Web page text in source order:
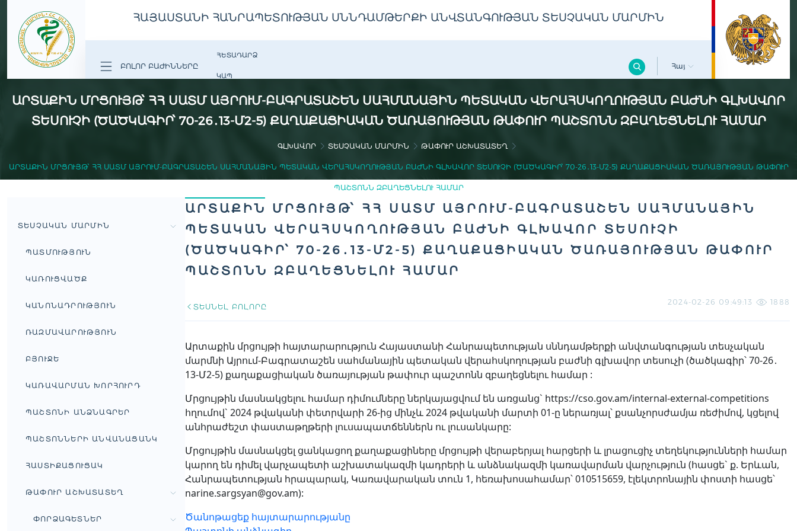
ՀԱՅԱՍՏԱՆԻ ՀԱՆՐԱՊԵՏՈՒԹՅԱՆ ՍՆՆԴԱՄԹԵՐՔԻ ԱՆՎՏԱՆԳՈՒԹՅԱՆ ՏԵՍՉԱԿԱՆ ՄԱՐՄԻՆ
ԲՈԼՈՐ ԲԱԺԻՆՆԵՐԸ
ՀԵՏԱԴԱՐՁ
ԿԱՊ
Հայ
ԱՐՏԱՔԻՆ ՄՐՑՈՒՅԹ՝ ՀՀ ՍԱՏՄ ԱՅՐՈՒՄ-ԲԱԳՐԱՏԱՇԵՆ ՍԱՀՄԱՆԱՅԻՆ ՊԵՏԱԿԱՆ ՎԵՐԱՀՍԿՈՂՈՒԹՅԱՆ ԲԱԺՆԻ ԳԼԽԱՎՈՐ
ՏԵՍՈՒՉԻ (ԾԱԾԿԱԳԻՐ՝ 70-26․13-Մ2-5) ՔԱՂԱՔԱՑԻԱԿԱՆ ԾԱՌԱՅՈՒԹՅԱՆ ԹԱՓՈՒՐ ՊԱՇՏՈՆՆ ԶԲԱՂԵՑՆԵԼՈՒ ՀԱՄԱՐ
ԳԼԽԱՎՈՐ ՏԵՍՉԱԿԱՆ ՄԱՐՄԻՆ ԹԱՓՈՒՐ ԱՇԽԱՏԱՏԵՂ
ԱՐՏԱՔԻՆ ՄՐՑՈՒՅԹ՝ ՀՀ ՍԱՏՄ ԱՅՐՈՒՄ-ԲԱԳՐԱՏԱՇԵՆ ՍԱՀՄԱՆԱՅԻՆ ՊԵՏԱԿԱՆ ՎԵՐԱՀՍԿՈՂՈՒԹՅԱՆ ԲԱԺՆԻ ԳԼԽԱՎՈՐ ՏԵՍՈՒՉԻ (ԾԱԾԿԱԳԻՐ՝ 70-26․13-Մ2-5) ՔԱՂԱՔԱՑԻԱԿԱՆ ԾԱՌԱՅՈՒԹՅԱՆ ԹԱՓՈՒՐ
ՊԱՇՏՈՆՆ ԶԲԱՂԵՑՆԵԼՈՒ ՀԱՄԱՐ
ՏԵՍՉԱԿԱՆ ՄԱՐՄԻՆ
ՊԱՏՄՈՒԹՅՈՒՆ
ԿԱՌՈՒՑՎԱԾՔ
ԿԱՆՈՆԱԴՐՈՒԹՅՈՒՆ
ՌԱԶՄԱՎԱՐՈՒԹՅՈՒՆ
ԲՅՈՒՋԵ
ԿԱՌԱՎԱՐՄԱՆ ԽՈՐՀՈՒՐԴ
ՊԱՇՏՈՆԻ ԱՆՁՆԱԳՐԵՐ
ՊԱՇՏՈՆՆԵՐԻ ԱՆՎԱՆԱՑԱՆԿ
ՀԱՍՏԻՔԱՑՈՒՑԱԿ
ԹԱՓՈՒՐ ԱՇԽԱՏԱՏԵՂ
ՓՈՐՁԱԳԵՏՆԵՐ
ԱՐՏԱՔԻՆ ՄՐՑՈՒՅԹ՝ ՀՀ ՍԱՏՄ ԱՅՐՈՒՄ-ԲԱԳՐԱՏԱՇԵՆ ՍԱՀՄԱՆԱՅԻՆ
ՊԵՏԱԿԱՆ ՎԵՐԱՀՍԿՈՂՈՒԹՅԱՆ ԲԱԺՆԻ ԳԼԽԱՎՈՐ ՏԵՍՈՒՉԻ
(ԾԱԾԿԱԳԻՐ՝ 70-26․13-Մ2-5) ՔԱՂԱՔԱՑԻԱԿԱՆ ԾԱՌԱՅՈՒԹՅԱՆ ԹԱՓՈՒՐ
ՊԱՇՏՈՆՆ ԶԲԱՂԵՑՆԵԼՈՒ ՀԱՄԱՐ
ՏԵՍՆԵԼ ԲՈԼՈՐԸ
2024-02-26 09:49:13 1888
Արտաքին մրցույթի հայտարարություն Հայաստանի Հանրապետության սննդամթերքի անվտանգության տեսչական
մարմնի Այրում-Բագրատաշեն սահմանային պետական վերահսկողության բաժնի գլխավոր տեսուչի (ծածկագիր՝ 70-26․
13-Մ2-5) քաղաքացիական ծառայության թափուր պաշտոնն զբաղեցնելու համար :
Մրցույթին մասնակցելու համար դիմումները ներկայացվում են առցանց` https://cso.gov.am/internal-external-competitions
հղումով` 2024 թվականի փետրվարի 26-ից մինչև 2024 թվականի մարտի 01-ը ներառյալ՝ քսանչորսժամյա ռեժիմով, կցելով
անհրաժեշտ փաստաթղթերի լուսապատճեններն ու լուսանկարը:
Մրցույթին մասնակցել ցանկացող քաղաքացիները մրցույթի վերաբերյալ հարցերի և լրացուցիչ տեղեկությունների համար
կարող են դիմել վարչապետի աշխատակազմի կադրերի և անձնակազմի կառավարման վարչություն (հասցե` ք. Երևան,
Հանրապետության hրապարակ, Կառավարական տուն 1, հեռախոսահամար՝ 010515659, էլեկտրոնային փոստի հասցե՝
narine.sargsyan@gov.am):
Ծանոթացեք հայտարարությանը